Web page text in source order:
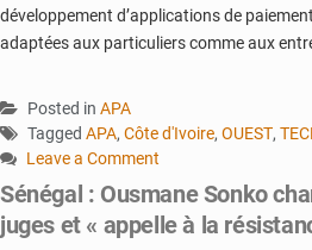
développement d’applications de
adaptées aux particuliers comme aux
Posted in APA
Tagged APA, Côte d'Ivoire, OUEST,
Leave a Comment
Une
Fintech
Sénégal : Ousmane Sonko
juges et « appelle à la